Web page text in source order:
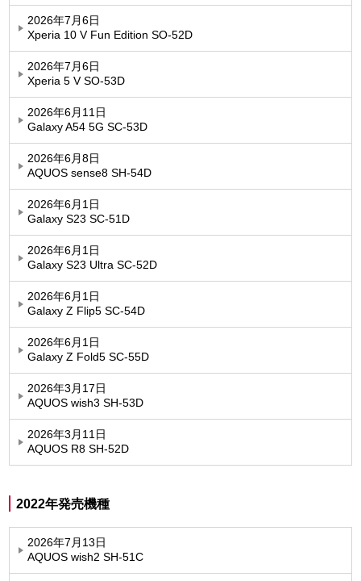
2026年7月6日
Xperia 10 V Fun Edition SO-52D
2026年7月6日
Xperia 5 V SO-53D
2026年6月11日
Galaxy A54 5G SC-53D
2026年6月8日
AQUOS sense8 SH-54D
2026年6月1日
Galaxy S23 SC-51D
2026年6月1日
Galaxy S23 Ultra SC-52D
2026年6月1日
Galaxy Z Flip5 SC-54D
2026年6月1日
Galaxy Z Fold5 SC-55D
2026年3月17日
AQUOS wish3 SH-53D
2026年3月11日
AQUOS R8 SH-52D
2022年発売機種
2026年7月13日
AQUOS wish2 SH-51C